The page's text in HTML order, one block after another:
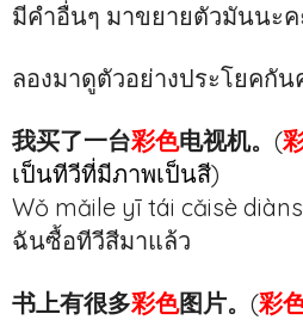
มีคำอื่นๆ มาขยายตัวมันนะค
ลองมาดูตัวอย่างประโยคกัน
我买了一台彩色电视机。 (
เป็นทีวีที่มีภาพเป็นสี)
Wǒ mǎile yī tái cǎisè
ฉันซื้อทีวีสีมาแล้ว
书上有很多彩色图片。 (彩